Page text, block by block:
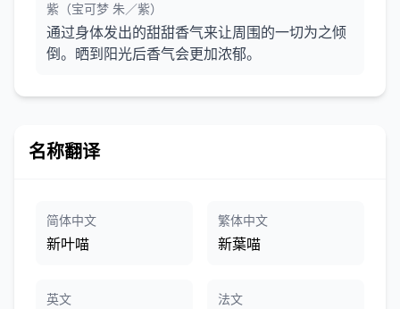
紫（宝可梦 朱／紫）
通过身体发出的甜甜香气来让周围的一切为之倾
倒。晒到阳光后香气会更加浓郁。
名称翻译
简体中文
新叶喵
繁体中文
新葉喵
英文 法文